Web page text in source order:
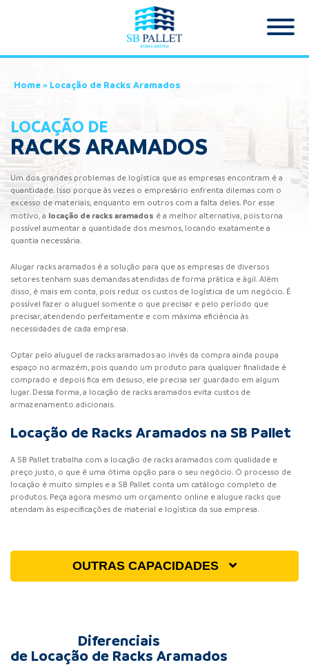
Home» Locação de Racks Aramados
LOCAÇÃO DE
RACKS ARAMADOS
Um dos grandes problemas de logística que as empresas encontram é a
quantidade. Isso porque às vezes o empresário enfrenta dilemas com o
excesso de materiais, enquanto em outros com a falta deles. Por esse
motivo, a locação de racks aramados é a melhor alternativa, pois torna
possível aumentar a quantidade dos mesmos, locando exatamente a
quantia necessária.
Alugar racks aramados é a solução para que as empresas de diversos
setores tenham suas demandas atendidas de forma prática e ágil. Além
disso, é mais em conta, pois reduz os custos de logística de um negócio. É
possível fazer o aluguel somente o que precisar e pelo período que
precisar, atendendo perfeitamente e com máxima eficiência às
necessidades de cada empresa.
Optar pelo aluguel de racks aramados ao invés da compra ainda poupa
espaço no armazém, pois quando um produto para qualquer finalidade é
comprado e depois fica em desuso, ele precisa ser guardado em algum
lugar. Dessa forma, a locação de racks aramados evita custos de
armazenamento adicionais.
Locação de Racks Aramados na SB Pallet
A SB Pallet trabalha com a locação de racks aramados com qualidade e
preço justo, o que é uma ótima opção para o seu negócio. O processo de
locação é muito simples e a SB Pallet conta um catálogo completo de
produtos. Peça agora mesmo um orçamento online e alugue racks que
atendam às especificações de material e logística da sua empresa.
OUTRAS CAPACIDADES
Diferenciais
de Locação de Racks Aramados